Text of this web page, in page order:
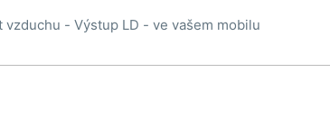
- Výstup LD - ve vašem mobilu